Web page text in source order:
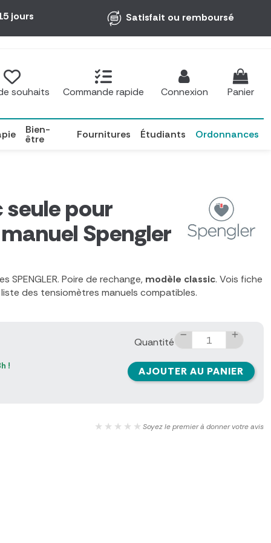
jours Satisfait ou remboursé
souhaits Commande rapide Connexion Panier
Bien-
être Fournitures Étudiants Ordonnances
seule pour
Spengler
Poire de rechange, modèle classic. Vois fiche
des tensiomètres manuels compatibles.
!
Quantité
AJOUTER AU PANIER
★★★★★ Soyez le premier à donner votre avis